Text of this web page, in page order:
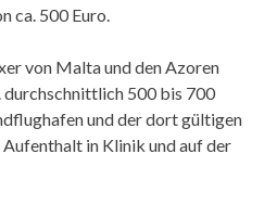
ca. 500 Euro.
von Malta und den Azoren
durchschnittlich 500 bis 700
und der dort gültigen
in Klinik und auf der